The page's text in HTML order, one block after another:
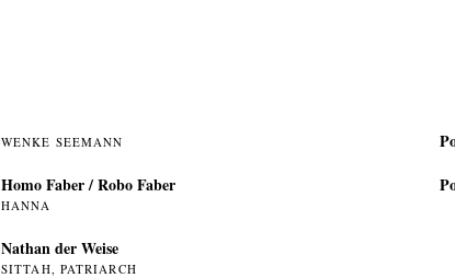
WENKE SEEMANN
Homo Faber / Robo Faber
HANNA
Nathan der Weise
SITTAH, PATRIARCH